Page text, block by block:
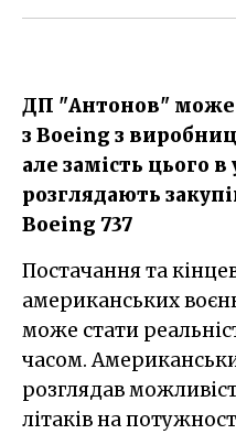
ДП "Антонов" може
з Boeing з
але замість цього
розглядають
Boeing 737
Постачання та кінцеве складання
американських
може стати
часом.
розглядав
літаків на